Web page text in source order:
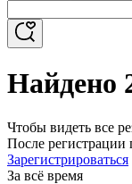
Найдено
Чтобы видеть все
После
Зарегистрироваться
За всё время